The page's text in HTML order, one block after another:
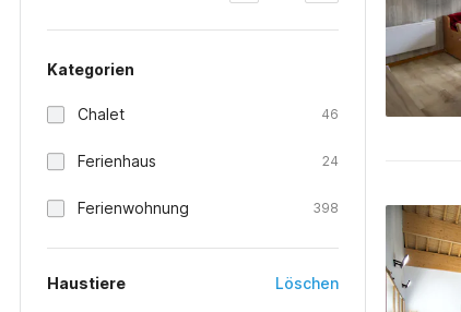
Kategorien
Chalet 46
Ferienhaus 24
Ferienwohnung 398
Haustiere Löschen